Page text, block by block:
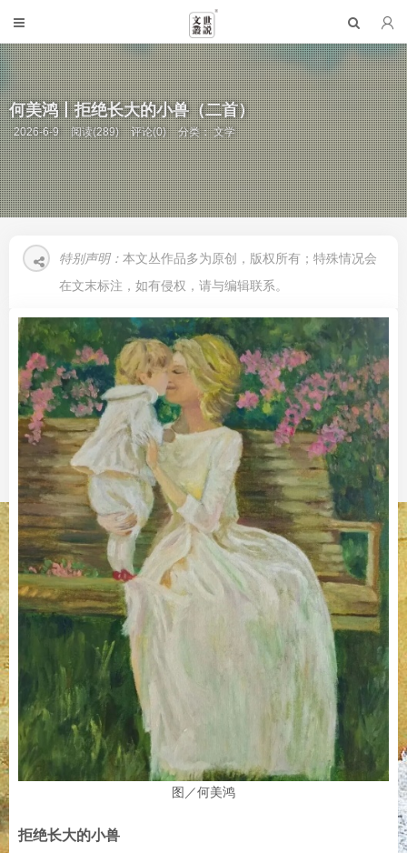
何美鸿丨拒绝长大的小兽（二首）
2026-6-9 阅读(289) 评论(0) 分类：文学
特别声明： 本文丛作品多为原创，版权所有；特殊情况会
在文末标注，如有侵权，请与编辑联系。
图／何美鸿
拒绝长大的小兽